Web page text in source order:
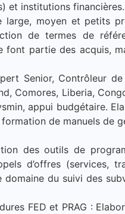
et institutions financières.
large, moyen et petits
de termes de
font partie des acquis,
Senior, Contrôleur de
Comores, Liberia,
appui budgétaire.
de manuels de
des outils de
d’offres (services,
du suivi des
FED et PRAG :